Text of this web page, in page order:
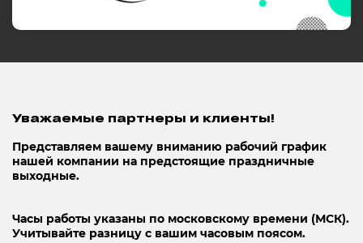
Уважаемые партнеры и клиенты!
Представляем вашему вниманию рабочий график
нашей компании на предстоящие праздничные
выходные.
Часы работы указаны по московскому времени (МСК).
Учитывайте разницу с вашим часовым поясом.